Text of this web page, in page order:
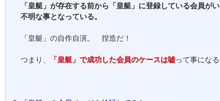
「皇艇」が存在する前から「皇艇」に登録している会員が
不明な事となっている。
「皇艇」の自作自演。 捏造だ！
つまり、 「皇艇」で成功した会員のケースは嘘って事にな